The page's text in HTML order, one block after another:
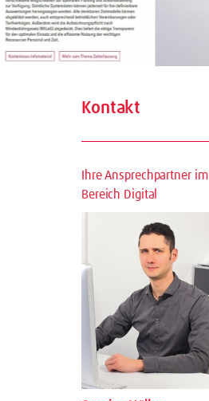
Kontakt
Ihre Ansprechpartner im
Bereich Digital